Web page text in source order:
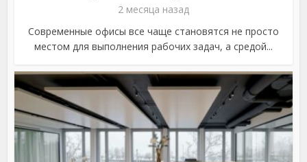
2 месяца назад
Современные офисы все чаще становятся не просто
местом для выполнения рабочих задач, а средой...